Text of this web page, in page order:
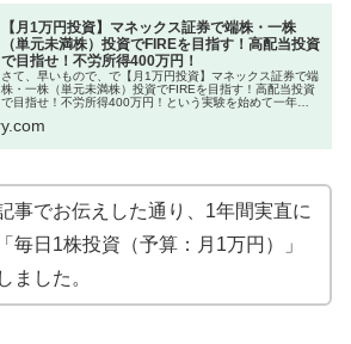
【月1万円投資】マネックス証券で端株・一株
（単元未満株）投資でFIREを目指す！高配当投資
で目指せ！不労所得400万円！
さて、早いもので、で【月1万円投資】マネックス証券で端
株・一株（単元未満株）投資でFIREを目指す！高配当投資
で目指せ！不労所得400万円！という実験を始めて一年が
終了いたします！一番最初...
事でお伝えした通り、1年間実直に
毎日1株投資（予算：月1万円）」
ました。